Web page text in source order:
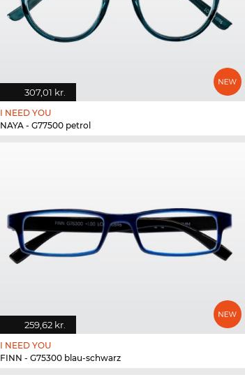
307,01 kr.
I NEED YOU
NAYA - G77500 petrol
259,62 kr.
I NEED YOU
FINN - G75300 blau-schwarz